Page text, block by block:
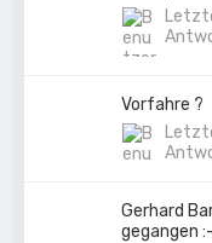
Vorfahre ?
Gerhard
gegangen